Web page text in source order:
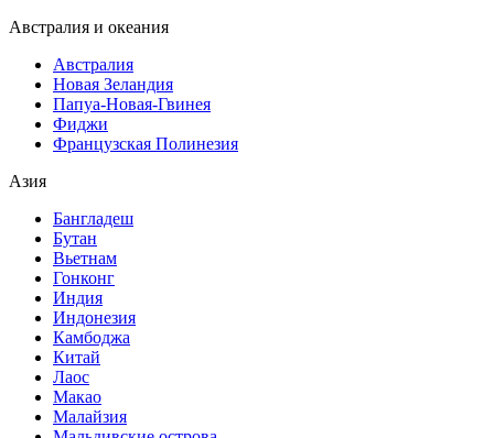
Австралия и океания
Австралия
Новая Зеландия
Папуа-Новая-Гвинея
Фиджи
Французская Полинезия
Азия
Бангладеш
Бутан
Вьетнам
Гонконг
Индия
Индонезия
Камбоджа
Китай
Лаос
Макао
Малайзия